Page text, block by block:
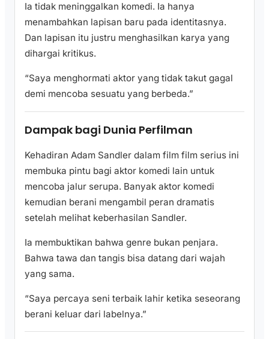
Ia tidak meninggalkan komedi. Ia hanya
menambahkan lapisan baru pada identitasnya.
Dan lapisan itu justru menghasilkan karya yang
dihargai kritikus.
“Saya menghormati aktor yang tidak takut gagal
demi mencoba sesuatu yang berbeda.”
Dampak bagi Dunia Perfilman
Kehadiran Adam Sandler dalam film film serius ini
membuka pintu bagi aktor komedi lain untuk
mencoba jalur serupa. Banyak aktor komedi
kemudian berani mengambil peran dramatis
setelah melihat keberhasilan Sandler.
Ia membuktikan bahwa genre bukan penjara.
Bahwa tawa dan tangis bisa datang dari wajah
yang sama.
“Saya percaya seni terbaik lahir ketika seseorang
berani keluar dari labelnya.”